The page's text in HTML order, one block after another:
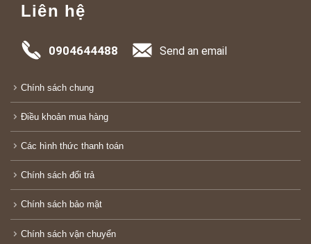
Liên hệ
0904644488 Send an email
Chính sách chung
Điều khoản mua hàng
Các hình thức thanh toán
Chính sách đổi trả
Chính sách bảo mật
Chính sách vận chuyển